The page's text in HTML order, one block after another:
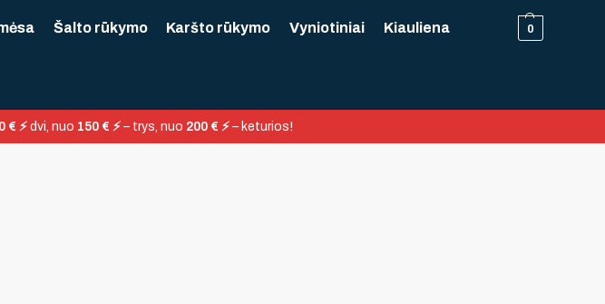
Šalto rūkymo Karšto rūkymo Vyniotiniai Kiauliena 0
€ ⚡dvi, nuo 150 € ⚡– trys, nuo 200 € ⚡– keturios!